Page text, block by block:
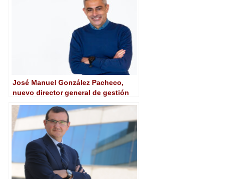
José Manuel González Pacheco,
nuevo director general de gestión